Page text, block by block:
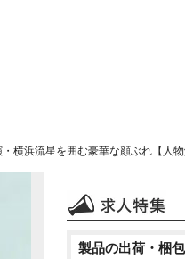
横浜流星を囲む豪華な顔ぶれ【人物
製品の出荷・梱